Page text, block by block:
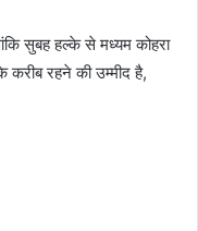
सुबह हल्के से मध्यम कोहरा
रहने की उम्मीद है,